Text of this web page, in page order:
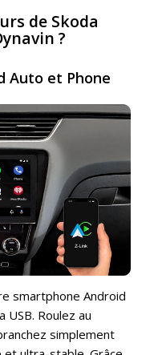
de Skoda
?
Auto et Phone
smartphone Android
Roulez au
simplement